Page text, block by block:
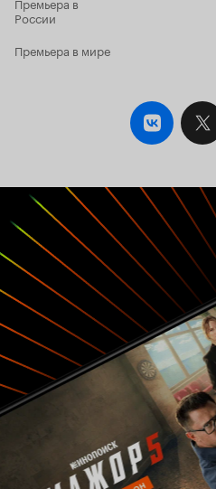
мультика сделан
голливудских суперпроектов. Мне мультик
очень понравился. Понравился
про будущее и настоящее. Это
России
Премьера в мире